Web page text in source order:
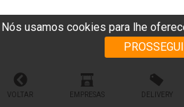
Nós usamos cookies para lhe
VOLTAR EMPRESAS DELIVERY